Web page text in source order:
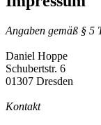
Angaben gemäß § 5
Daniel Hoppe
Schubertstr. 6
01307 Dresden
Kontakt